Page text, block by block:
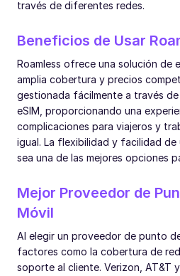
través de diferentes redes.
Beneficios de Usar
Roamless ofrece una solución de
amplia cobertura y precios
gestionada fácilmente a través de
eSIM, proporcionando una
complicaciones para viajeros y
igual. La flexibilidad y facilidad de
sea una de las mejores opciones
Mejor Proveedor de
Móvil
Al elegir un proveedor de punto
factores como la cobertura de
soporte al cliente. Verizon, AT&T